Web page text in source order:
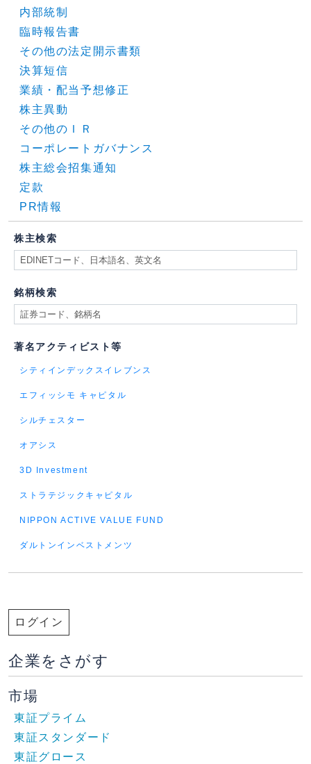
内部統制
臨時報告書
その他の法定開示書類
決算短信
業績・配当予想修正
株主異動
その他のＩＲ
コーポレートガバナンス
株主総会招集通知
定款
PR情報
株主検索
銘柄検索
著名アクティビスト等
シティインデックスイレブンス
エフィッシモ キャピタル
シルチェスター
オアシス
3D Investment
ストラテジックキャピタル
NIPPON ACTIVE VALUE FUND
ダルトンインベストメンツ
ログイン
企業をさがす
市場
東証プライム
東証スタンダード
東証グロース